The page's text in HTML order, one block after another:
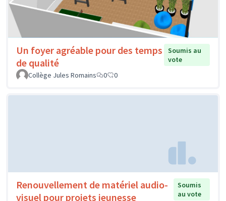
Un foyer agréable pour des temps
de qualité
Soumis au
vote
Collège Jules Romains
0 0
Renouvellement de matériel audio-
visuel pour projets jeunesse
Soumis
au vote